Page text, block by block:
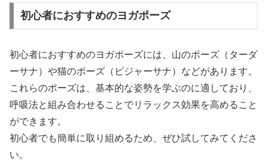
初心者におすすめのヨガポーズ
初心者におすすめのヨガポーズには、山のポーズ（ターダ
ーサナ）や猫のポーズ（ビジャーサナ）などがあります。
これらのポーズは、基本的な姿勢を学ぶのに適しており、
呼吸法と組み合わせることでリラックス効果を高めること
ができます。
初心者でも簡単に取り組めるため、ぜひ試してみてくださ
い。